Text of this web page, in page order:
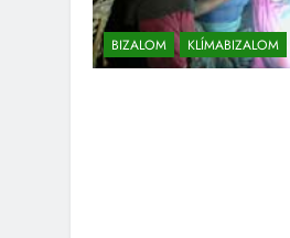
BIZALOM KLÍMABIZALOM